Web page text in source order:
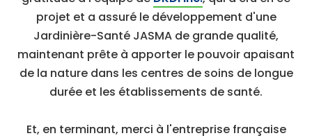
projet et a assuré le développement d'une
Jardinière-Santé JASMA de grande qualité,
maintenant prête à apporter le pouvoir apaisant
de la nature dans les centres de soins de longue
durée et les établissements de santé.
Et, en terminant, merci à l'entreprise française